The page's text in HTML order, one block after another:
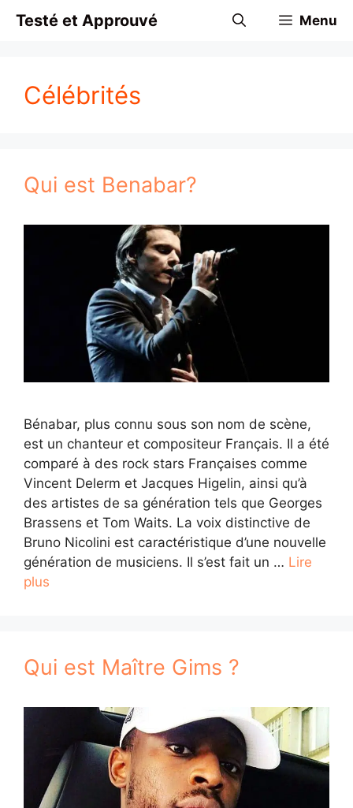
Testé et Approuvé Menu
Célébrités
Qui est Benabar?
Bénabar, plus connu sous son nom de scène,
est un chanteur et compositeur Français. Il a été
comparé à des rock stars Françaises comme
Vincent Delerm et Jacques Higelin, ainsi qu’à
des artistes de sa génération tels que Georges
Brassens et Tom Waits. La voix distinctive de
Bruno Nicolini est caractéristique d’une nouvelle
génération de musiciens. Il s’est fait un … Lire
plus
Qui est Maître Gims ?